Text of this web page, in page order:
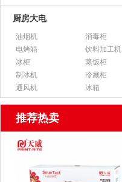
厨房大电
油烟机
消毒柜
电烤箱
饮料加工机
冰柜
蒸饭柜
制冰机
冷藏柜
通风机
冰箱
推荐热卖